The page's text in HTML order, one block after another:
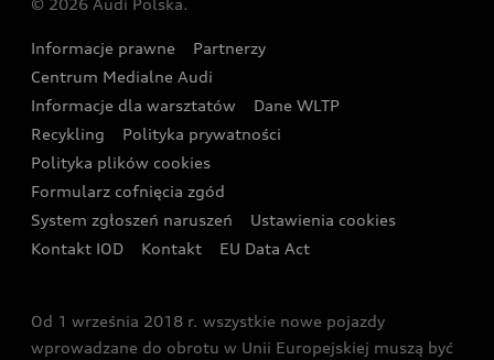
Wyszukaj najbliższego Partnera Audi
Oferta dla przedsiębiorców
Oferta dla klientów prywatnych
Kalkulator rat
Ubezpieczenie
Audi exclusive
Zasięg
Gwarancja
Akcje serwisowe Audi
Katalog online akcesoriów
Audi i Muzeum Sztuki Nowoczesnej w Warszawie
Audi driving experience
Audi quattro Cup
Audi i Puchar Świata w Skokach Narciarskich w
Zakopanem
© 2026 Audi Polska.
Informacje prawne
Partnerzy
Centrum Medialne Audi
Informacje dla warsztatów
Dane WLTP
Recykling
Polityka prywatności
Polityka plików cookies
Formularz cofnięcia zgód
System zgłoszeń naruszeń
Ustawienia cookies
Kontakt IOD
Kontakt EU Data Act
Od 1 września 2018 r. wszystkie nowe pojazdy
wprowadzane do obrotu w Unii Europejskiej muszą być